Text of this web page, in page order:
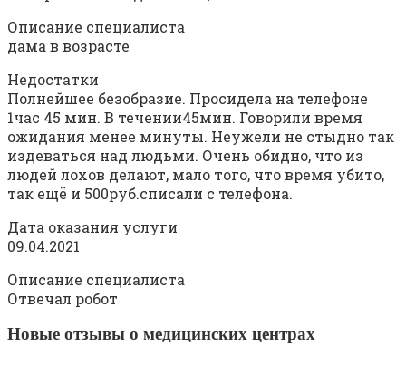
Описание специалиста
дама в возрасте
Недостатки
Полнейшее безобразие. Просидела на телефоне
1час 45 мин. В течении45мин. Говорили время
ожидания менее минуты. Неужели не стыдно так
издеваться над людьми. Очень обидно, что из
людей лохов делают, мало того, что время убито,
так ещё и 500руб.списали с телефона.
Дата оказания услуги
09.04.2021
Описание специалиста
Отвечал робот
Новые отзывы о медицинских центрах